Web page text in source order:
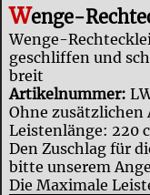
Wenge-
Wenge-
geschliffen und
breit
Artikelnummer:
Ohne zusätzlichen
Leistenlänge: 220
Den Zuschlag für
bitte unserem
Die Maximale